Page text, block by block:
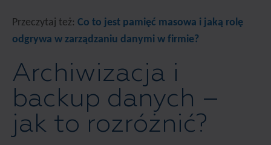
Przeczytaj też: Co to jest pamięć masowa i jaką rolę
odgrywa w zarządzaniu danymi w firmie?
Archiwizacja i
backup danych –
jak to rozróżnić?